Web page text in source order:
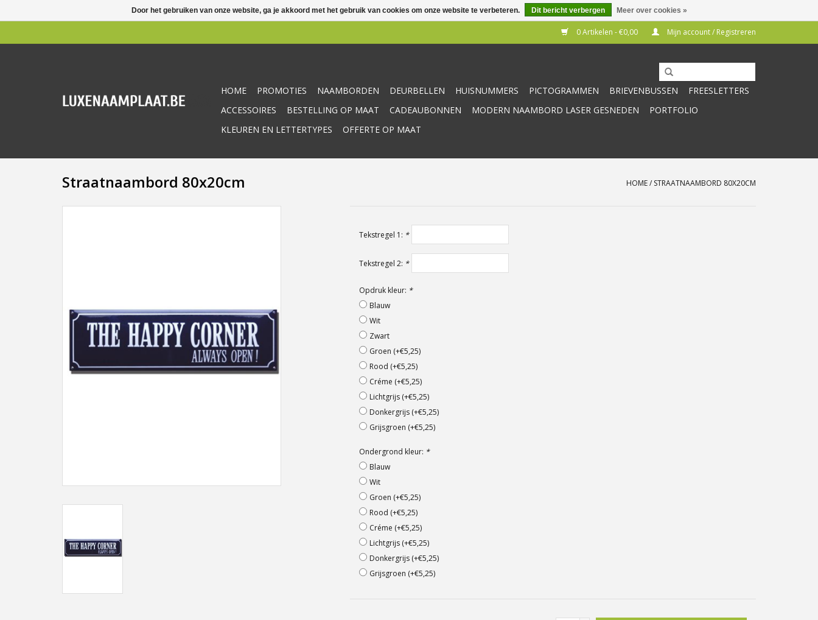
0 Artikelen - €0,00 Mijn account / Registreren
HOME PROMOTIES NAAMBORDEN DEURBELLEN HUISNUMMERS PICTOGRAMMEN BRIEVENBUSSEN
FREESLETTERS
ACCESSOIRES
BESTELLING OP MAAT CADEAUBONNEN MODERN NAAMBORD LASER GESNEDEN
PORTFOLIO
KLEUREN EN LETTERTYPES
OFFERTE OP MAAT
Straatnaambord 80x20cm HOME/ STRAATNAAMBORD 80X20CM
Tekstregel 1: *
Tekstregel 2: *
Opdruk kleur: *
Blauw
Wit
Zwart
Groen (+€5,25)
Rood (+€5,25)
Créme (+€5,25)
Lichtgrijs (+€5,25)
Donkergrijs (+€5,25)
Grijsgroen (+€5,25)
Ondergrond kleur: *
Blauw
Wit
Groen (+€5,25)
Rood (+€5,25)
Créme (+€5,25)
Lichtgrijs (+€5,25)
Donkergrijs (+€5,25)
Grijsgroen (+€5,25)
Door het gebruiken van onze website, ga je akkoord met het gebruik van cookies om onze website te verbeteren. Dit bericht verbergen Meer over cookies »